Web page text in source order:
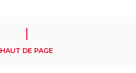
HAUT DE PAGE